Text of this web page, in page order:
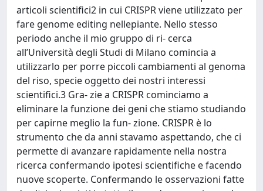
articoli scientifici2 in cui CRISPR viene utilizzato per
fare genome editing nellepiante. Nello stesso
periodo anche il mio gruppo di ri- cerca
all’Università degli Studi di Milano comincia a
utilizzarlo per porre piccoli cambiamenti al genoma
del riso, specie oggetto dei nostri interessi
scientifici.3 Gra- zie a CRISPR cominciamo a
eliminare la funzione dei geni che stiamo studiando
per capirne meglio la fun- zione. CRISPR è lo
strumento che da anni stavamo aspettando, che ci
permette di avanzare rapidamente nella nostra
ricerca confermando ipotesi scientifiche e facendo
nuove scoperte. Confermando le osservazioni fatte